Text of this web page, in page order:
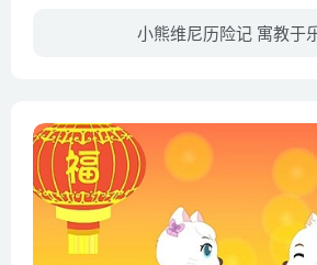
小熊维尼历险记 寓教于